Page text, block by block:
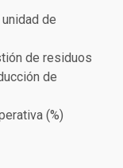
de
de residuos
de
(%)